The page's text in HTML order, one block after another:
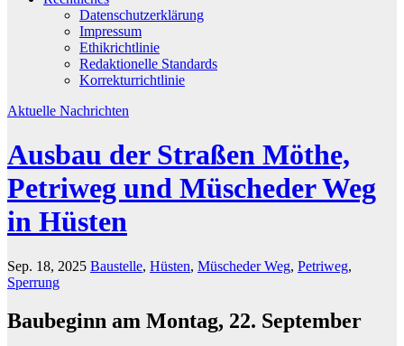
Datenschutzerklärung
Impressum
Ethikrichtlinie
Redaktionelle Standards
Korrekturrichtlinie
Aktuelle Nachrichten
Ausbau der Straßen Möthe,
Petriweg und Müscheder Weg
in Hüsten
Sep. 18, 2025 Baustelle, Hüsten, Müscheder Weg, Petriweg,
Sperrung
Baubeginn am Montag, 22. September